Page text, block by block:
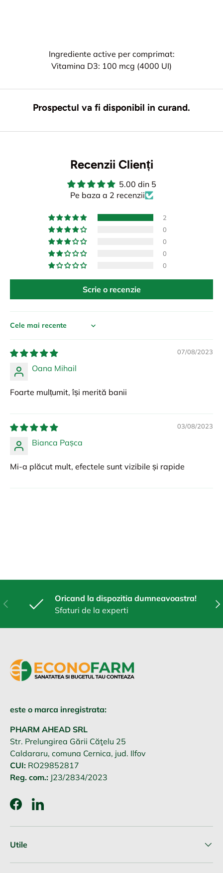
Ingrediente active per comprimat:
Vitamina D3: 100 mcg (4000 UI)
Prospectul va fi disponibil in curand.
Recenzii Clienți
5.00 din 5
Pe baza a 2 recenzii
2
0
0
0
0
Scrie o recenzie
Sort by
07/08/2023
Oana Mihail
Foarte mulțumit, își merită banii
03/08/2023
Bianca Pașca
Mi-a plăcut mult, efectele sunt vizibile și rapide
Anterior
Oricand la dispozitia dumneavoastra!
Sfaturi de la experti
este o marca inregistrata:
PHARM AHEAD SRL
Str. Prelungirea Gării Căţelu 25
Caldararu, comuna Cernica, jud. Ilfov
CUI: RO29852817
Reg. com.: J23/2834/2023
FacebookLinkedIn
Utile